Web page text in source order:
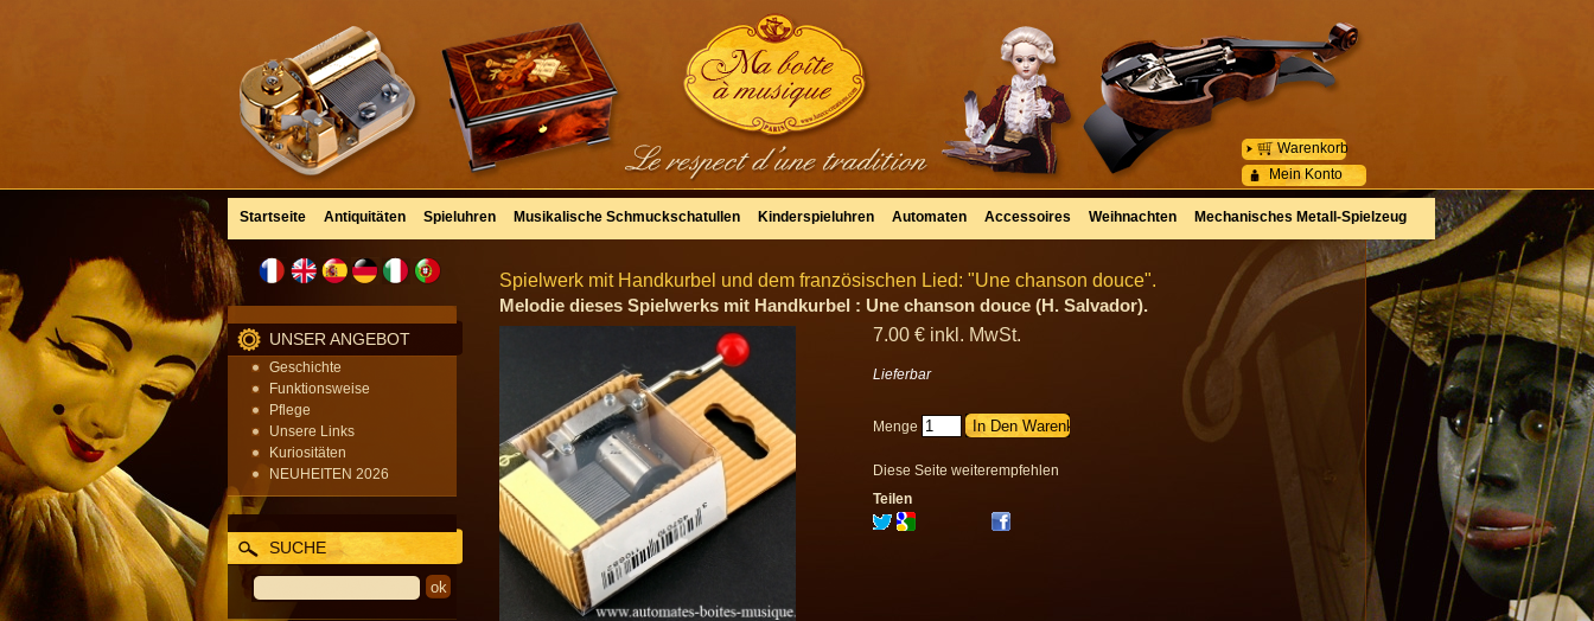
Mein Konto
Warenkorb
Startseite Antiquitäten Spieluhren Musikalische Schmuckschatullen Kinderspieluhren Automaten Accessoires Weihnachten Mechanisches Metall-Spielzeug
UNSER ANGEBOT
Geschichte
Funktionsweise
Pflege
Unsere Links
Kuriositäten
NEUHEITEN 2026
SUCHE
Spielwerk mit Handkurbel und dem französischen Lied: "Une chanson douce".
Melodie dieses Spielwerks mit Handkurbel : Une chanson douce (H. Salvador).
7.00 € inkl. MwSt.
Lieferbar
Menge
Diese Seite weiterempfehlen
Teilen